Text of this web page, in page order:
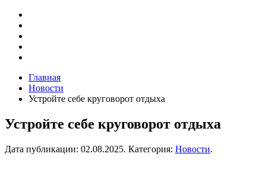
Главная
Новости
Устройте себе круговорот отдыха
Устройте себе круговорот отдыха
Дата публикации: 02.08.2025. Категория: Новости.